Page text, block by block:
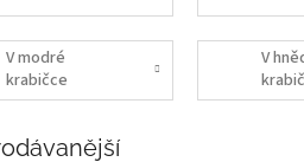
V modré
krabičce
V